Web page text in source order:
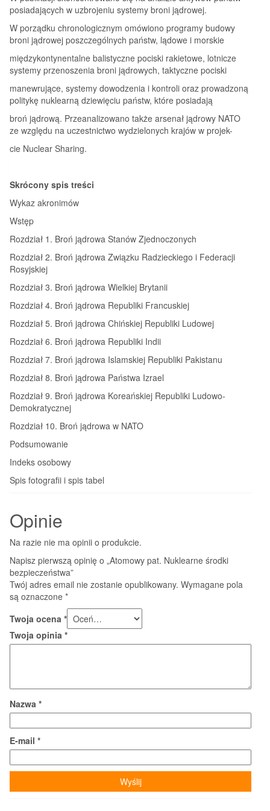
posiadających w uzbrojeniu systemy broni jądrowej.
W porządku chronologicznym omówiono programy budowy
broni jądrowej poszczególnych państw, lądowe i morskie
międzykontynentalne balistyczne pociski rakietowe, lotnicze
systemy przenoszenia broni jądrowych, taktyczne pociski
manewrujące, systemy dowodzenia i kontroli oraz prowadzoną
politykę nuklearną dziewięciu państw, które posiadają
broń jądrową. Przeanalizowano także arsenał jądrowy NATO
ze względu na uczestnictwo wydzielonych krajów w projek-
cie Nuclear Sharing.
Skrócony spis treści
Wykaz akronimów
Wstęp
Rozdział 1. Broń jądrowa Stanów Zjednoczonych
Rozdział 2. Broń jądrowa Związku Radzieckiego i Federacji
Rosyjskiej
Rozdział 3. Broń jądrowa Wielkiej Brytanii
Rozdział 4. Broń jądrowa Republiki Francuskiej
Rozdział 5. Broń jądrowa Chińskiej Republiki Ludowej
Rozdział 6. Broń jądrowa Republiki Indii
Rozdział 7. Broń jądrowa Islamskiej Republiki Pakistanu
Rozdział 8. Broń jądrowa Państwa Izrael
Rozdział 9. Broń jądrowa Koreańskiej Republiki Ludowo-
Demokratycznej
Rozdział 10. Broń jądrowa w NATO
Podsumowanie
Indeks osobowy
Spis fotografii i spis tabel
Opinie
Na razie nie ma opinii o produkcie.
Napisz pierwszą opinię o „Atomowy pat. Nuklearne środki
bezpieczeństwa”
Twój adres email nie zostanie opublikowany. Wymagane pola
są oznaczone *
Twoja ocena *
Twoja opinia *
Nazwa *
E-mail *